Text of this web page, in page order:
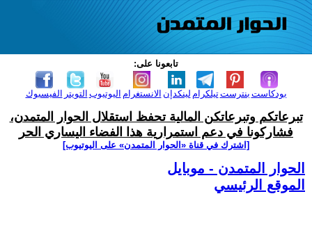
تابعونا على:
الفيسبوك التويتر اليوتيوب الانستغرام لينكدإن تيلكرامبنترست بودكاست
تبرعاتكم وتبرعاتكن المالية تحفظ استقلال الحوار المتمدن،
فشاركونا في دعم استمرارية هذا الفضاء اليساري الحر
[اشترك في قناة ‫«الحوار المتمدن» على اليوتيوب]
الحوار المتمدن - موبايل
الموقع الرئيسي